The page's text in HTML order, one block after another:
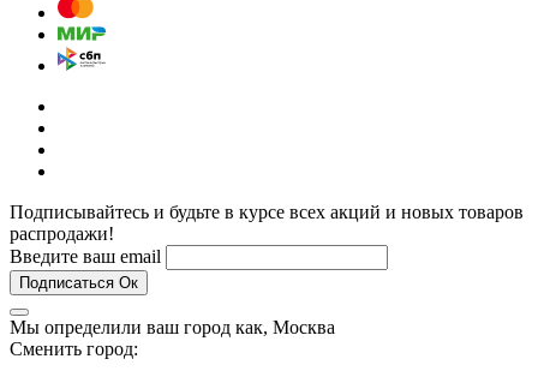
Подписывайтесь и будьте в курсе всех акций и новых товаров
распродажи!
Введите ваш email
Подписаться Ок
Мы определили ваш город как, Москва
Сменить город: